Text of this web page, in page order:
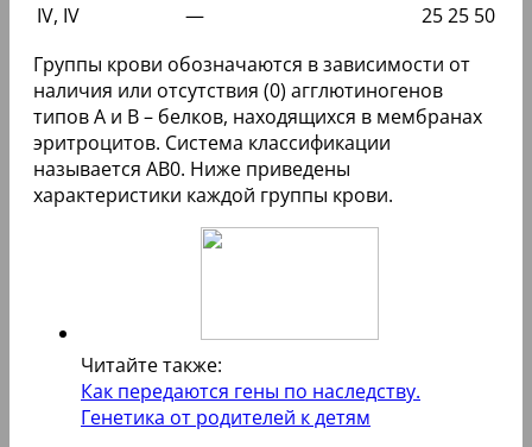
IV, IV
— 2525 50
Группы крови обозначаются в зависимости от
наличия или отсутствия (0) агглютиногенов
типов A и B – белков, находящихся в мембранах
эритроцитов. Система классификации
называется АВ0. Ниже приведены
характеристики каждой группы крови.
Читайте также:
Как передаются гены по наследству.
Генетика от родителей к детям